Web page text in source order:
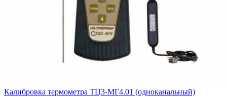
Калибровка термометра ТЦ3-МГ4.01 (одноканальный)